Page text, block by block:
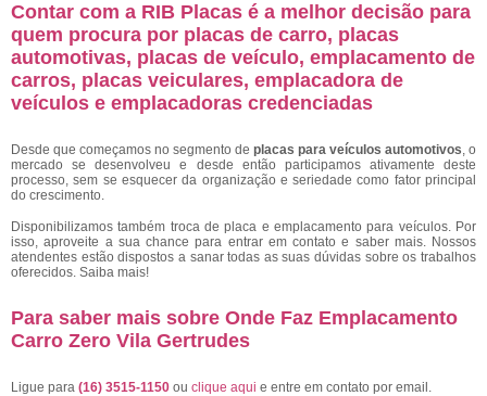
Contar com a RIB Placas é a melhor decisão para
quem procura por placas de carro, placas
automotivas, placas de veículo, emplacamento de
carros, placas veiculares, emplacadora de
veículos e emplacadoras credenciadas
Desde que começamos no segmento de placas para veículos automotivos, o
mercado se desenvolveu e desde então participamos ativamente deste
processo, sem se esquecer da organização e seriedade como fator principal
do crescimento.
Disponibilizamos também troca de placa e emplacamento para veículos. Por
isso, aproveite a sua chance para entrar em contato e saber mais. Nossos
atendentes estão dispostos a sanar todas as suas dúvidas sobre os trabalhos
oferecidos. Saiba mais!
Para saber mais sobre Onde Faz Emplacamento
Carro Zero Vila Gertrudes
Ligue para (16) 3515-1150 ou clique aqui e entre em contato por email.